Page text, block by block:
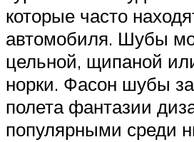
которые часто
автомобиля. Шубы
цельной, щипаной
норки. Фасон шубы
полета фантазии
популярными среди